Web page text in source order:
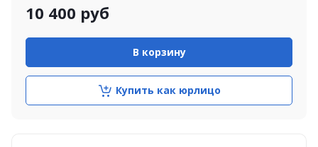
10 400 руб
В корзину
Купить как юрлицо